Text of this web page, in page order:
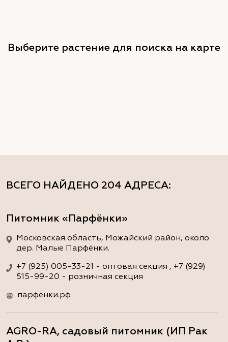
ВСЕГО НАЙДЕНО 204 АДРЕСА:
Питомник «Парфёнки»
Московская область, Можайский район, около
дер. Малые Парфёнки.
+7 (925) 005-33-21 - оптовая секция , +7 (929)
515-99-20 - розничная секция
парфёнки.рф
AGRO-RA, садовый питомник (ИП Рак
Выберите растение для поиска на карте